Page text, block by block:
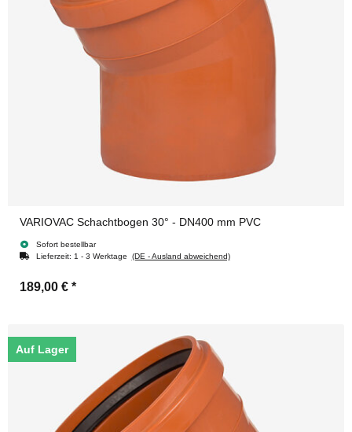
VARIOVAC Schachtbogen 30° - DN400 mm PVC
Sofort bestellbar
Lieferzeit: 1 - 3 Werktage (DE - Ausland abweichend)
189,00 € *
Auf Lager